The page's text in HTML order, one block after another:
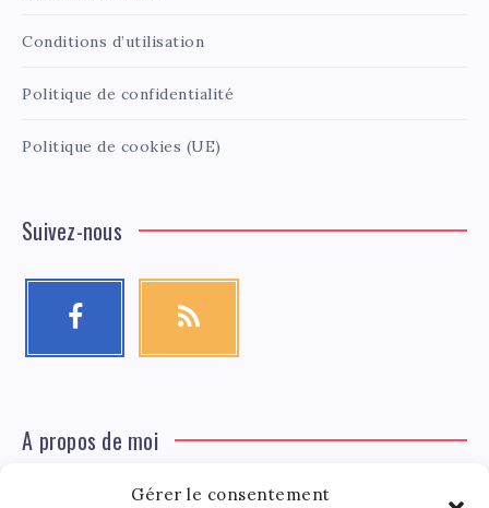
Gérer le consentement
Conditions d’utilisation
Politique de confidentialité
Politique de cookies (UE)
Suivez-nous
A propos de moi
Léa Tinger